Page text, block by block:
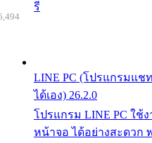
รี
LINE PC (โปรแกรมแช
ได้เอง) 26.2.0
โปรแกรม LINE PC ใช้
หน้าจอ ได้อย่างสะดวก